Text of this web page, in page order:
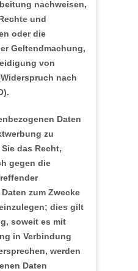
nachweisen,
und
oder die
Geltendmachung,
von
nach
Daten
zu
das Recht,
gegen die
zum Zwecke
dies gilt
soweit es mit
in Verbindung
werden
Daten